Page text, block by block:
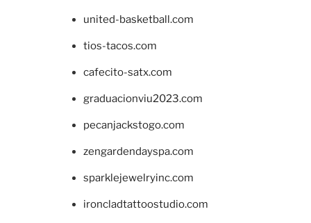
united-basketball.com
tios-tacos.com
cafecito-satx.com
graduacionviu2023.com
pecanjackstogo.com
zengardendayspa.com
sparklejewelryinc.com
ironcladtattoostudio.com